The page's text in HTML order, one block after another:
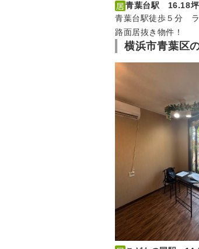
青葉台駅 16.18坪
青葉台駅徒歩５分
路面居抜き物件！
横浜市青葉区